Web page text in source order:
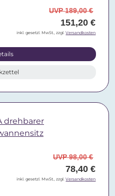
UVP 189,00 €
151,20 €
inkl. gesetzl. MwSt., zzgl.Versandkosten
drehbarer
UVP 98,00 €
78,40 €
inkl. gesetzl. MwSt., zzgl.Versandkosten